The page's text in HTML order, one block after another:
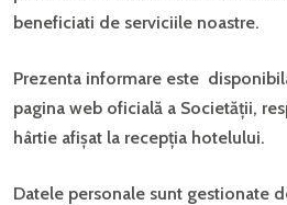
beneficiati de serviciile noastre.
Prezenta informare este
pagina web oficială a Societății,
hârtie afișat la recepția hotelului.
Datele personale sunt gestionate